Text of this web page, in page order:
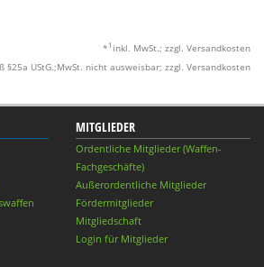
* 1 inkl. MwSt.; zzgl. Versandkosten
UStG.;MwSt. nicht ausweisbar; zzgl. Versandkosten
MITGLIEDER
Ordentliche Mitglieder (Waffen-
Fachgeschäfte)
Außerordentliche Mitglieder
Fördermitglieder
Mitgliedschaft
Login für Mitglieder